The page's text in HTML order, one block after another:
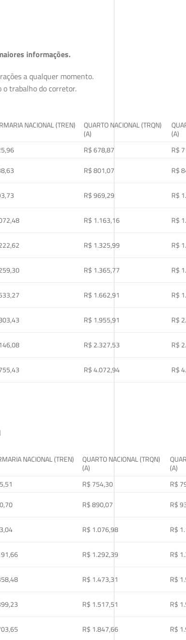
informações.
a qualquer momento.
trabalho do corretor.
NACIONAL (TREN)
QUARTO NACIONAL (TRQN)
(A)
(A)
R$ 678,87
R$
R$ 801,07
R$
R$ 969,29
R$
R$ 1.163,16
R$
R$ 1.325,99
R$
R$ 1.365,77
R$
R$ 1.662,91
R$
R$ 1.955,91
R$
R$ 2.327,53
R$
R$ 4.072,94 R$
NACIONAL (TREN)
QUARTO NACIONAL (TRQN)
(A)
(A)
R$ 754,30
R$
R$ 890,07
R$
R$ 1.076,98
R$
R$ 1.292,39
R$
R$ 1.473,31
R$
R$ 1.517,51
R$
R$ 1.847,66
R$